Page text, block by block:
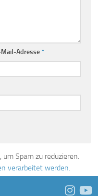
Mail-Adresse*
Spam zu reduzieren.
verarbeitet werden.